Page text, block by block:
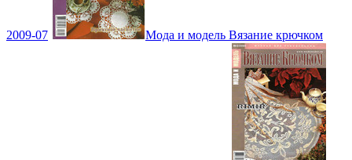
2009-07 Мода и модель Вязание крючком